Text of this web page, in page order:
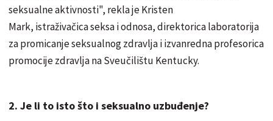
seksualne aktivnosti", rekla je Kristen
Mark, istraživačica seksa i odnosa, direktorica laboratorija
za promicanje seksualnog zdravlja i izvanredna profesorica
promocije zdravlja na Sveučilištu Kentucky.
2. Je li to isto što i seksualno uzbuđenje?